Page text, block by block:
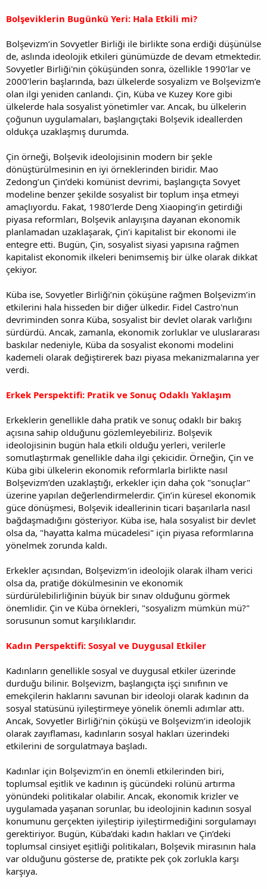
Bolşeviklerin Bugünkü Yeri: Hala Etkili mi?
Bolşevizm’in Sovyetler Birliği ile birlikte sona erdiği düşünülse
de, aslında ideolojik etkileri günümüzde de devam etmektedir.
Sovyetler Birliği'nin çöküşünden sonra, özellikle 1990’lar ve
2000’lerin başlarında, bazı ülkelerde sosyalizm ve Bolşevizm’e
olan ilgi yeniden canlandı. Çin, Küba ve Kuzey Kore gibi
ülkelerde hala sosyalist yönetimler var. Ancak, bu ülkelerin
çoğunun uygulamaları, başlangıçtaki Bolşevik ideallerden
oldukça uzaklaşmış durumda.
Çin örneği, Bolşevik ideolojisinin modern bir şekle
dönüştürülmesinin en iyi örneklerinden biridir. Mao
Zedong’un Çin’deki komünist devrimi, başlangıçta Sovyet
modeline benzer şekilde sosyalist bir toplum inşa etmeyi
amaçlıyordu. Fakat, 1980’lerde Deng Xiaoping’in getirdiği
piyasa reformları, Bolşevik anlayışına dayanan ekonomik
planlamadan uzaklaşarak, Çin’i kapitalist bir ekonomi ile
entegre etti. Bugün, Çin, sosyalist siyasi yapısına rağmen
kapitalist ekonomik ilkeleri benimsemiş bir ülke olarak dikkat
çekiyor.
Küba ise, Sovyetler Birliği’nin çöküşüne rağmen Bolşevizm’in
etkilerini hala hisseden bir diğer ülkedir. Fidel Castro'nun
devriminden sonra Küba, sosyalist bir devlet olarak varlığını
sürdürdü. Ancak, zamanla, ekonomik zorluklar ve uluslararası
baskılar nedeniyle, Küba da sosyalist ekonomi modelini
kademeli olarak değiştirerek bazı piyasa mekanizmalarına yer
verdi.
Erkek Perspektifi: Pratik ve Sonuç Odaklı Yaklaşım
Erkeklerin genellikle daha pratik ve sonuç odaklı bir bakış
açısına sahip olduğunu gözlemleyebiliriz. Bolşevik
ideolojisinin bugün hala etkili olduğu yerleri, verilerle
somutlaştırmak genellikle daha ilgi çekicidir. Örneğin, Çin ve
Küba gibi ülkelerin ekonomik reformlarla birlikte nasıl
Bolşevizm’den uzaklaştığı, erkekler için daha çok "sonuçlar"
üzerine yapılan değerlendirmelerdir. Çin’in küresel ekonomik
güce dönüşmesi, Bolşevik ideallerinin ticari başarılarla nasıl
bağdaşmadığını gösteriyor. Küba ise, hala sosyalist bir devlet
olsa da, "hayatta kalma mücadelesi" için piyasa reformlarına
yönelmek zorunda kaldı.
Erkekler açısından, Bolşevizm'in ideolojik olarak ilham verici
olsa da, pratiğe dökülmesinin ve ekonomik
sürdürülebilirliğinin büyük bir sınav olduğunu görmek
önemlidir. Çin ve Küba örnekleri, "sosyalizm mümkün mü?"
sorusunun somut karşılıklarıdır.
Kadın Perspektifi: Sosyal ve Duygusal Etkiler
Kadınların genellikle sosyal ve duygusal etkiler üzerinde
durduğu bilinir. Bolşevizm, başlangıçta işçi sınıfının ve
emekçilerin haklarını savunan bir ideoloji olarak kadının da
sosyal statüsünü iyileştirmeye yönelik önemli adımlar attı.
Ancak, Sovyetler Birliği’nin çöküşü ve Bolşevizm’in ideolojik
olarak zayıflaması, kadınların sosyal hakları üzerindeki
etkilerini de sorgulatmaya başladı.
Kadınlar için Bolşevizm’in en önemli etkilerinden biri,
toplumsal eşitlik ve kadının iş gücündeki rolünü artırma
yönündeki politikalar olabilir. Ancak, ekonomik krizler ve
uygulamada yaşanan sorunlar, bu ideolojinin kadının sosyal
konumunu gerçekten iyileştirip iyileştirmediğini sorgulamayı
gerektiriyor. Bugün, Küba’daki kadın hakları ve Çin’deki
toplumsal cinsiyet eşitliği politikaları, Bolşevik mirasının hala
var olduğunu gösterse de, pratikte pek çok zorlukla karşı
karşıya.